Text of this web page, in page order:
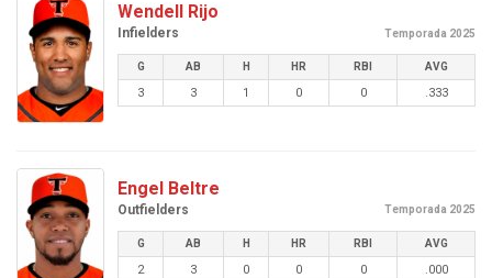
Wendell Rijo
Infielders Temporada 2025
G AB H HR RBI AVG
3 3 1 0 0 .333
Engel Beltre
Outfielders Temporada 2025
G AB H HR RBI AVG
2 3 0 0 0 .000